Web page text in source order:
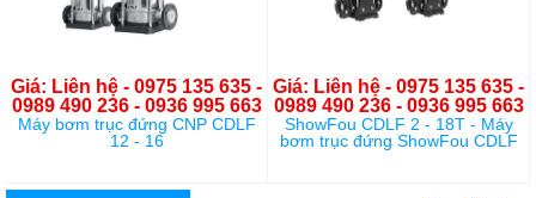
Giá: Liên hệ - 0975 135 635 -
0989 490 236 - 0936 995 663
Máy bơm trục đứng CNP CDLF
12 - 16
Giá: Liên hệ - 0975 135 635 -
0989 490 236 - 0936 995 663
ShowFou CDLF 2 - 18T - Máy
bơm trục đứng ShowFou CDLF